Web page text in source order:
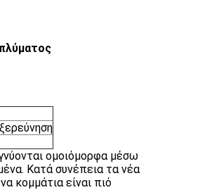
ομοιόμορφα μέσω
Κατά συνέπεια τα νέα
κομμάτια είναι πιό